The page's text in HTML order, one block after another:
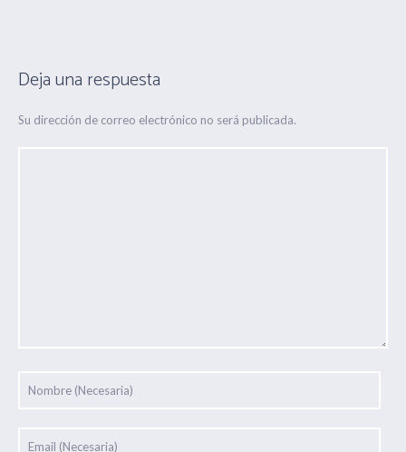
Deja una respuesta
Su dirección de correo electrónico no será publicada.